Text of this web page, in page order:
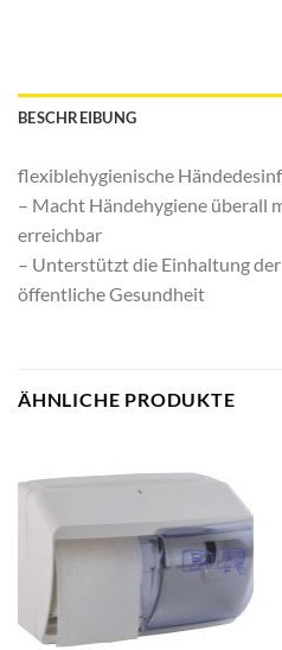
BESCHREIBUNG
flexiblehygienische
– Macht Händehygiene überall
erreichbar
– Unterstützt die Einhaltung
öffentliche Gesundheit
ÄHNLICHE PRODUKTE